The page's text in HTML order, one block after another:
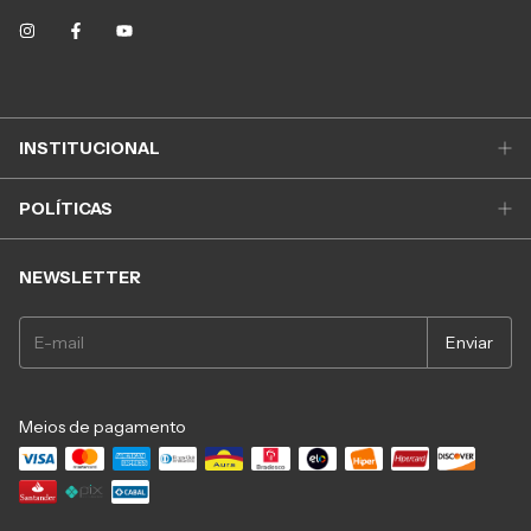
INSTITUCIONAL
POLÍTICAS
NEWSLETTER
Meios de pagamento